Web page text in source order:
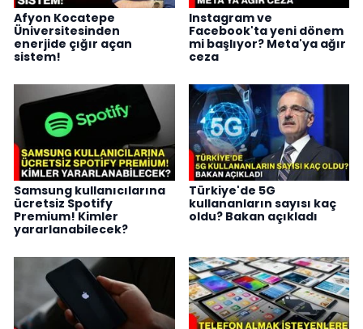
Afyon Kocatepe
Üniversitesinden
enerjide çığır açan
sistem!
Instagram ve
Facebook'ta yeni dönem
mi başlıyor? Meta'ya ağır
ceza
Samsung kullanıcılarına
ücretsiz Spotify
Premium! Kimler
yararlanabilecek?
Türkiye'de 5G
kullananların sayısı kaç
oldu? Bakan açıkladı